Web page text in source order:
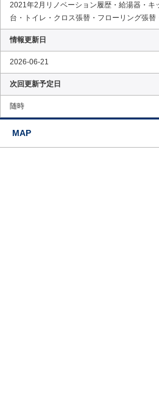
2021年2月リノベーション履歴・給湯器・キ
台・トイレ・クロス張替・フローリング張
情報更新日
2026-06-21
次回更新予定日
随時
MAP